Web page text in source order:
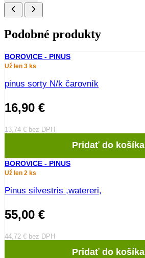
Podobné produkty
BOROVICE - PINUS
Už len 3 ks
pinus sorty N/k čarovník
16,90 €
13,74 € bez DPH
Pridať do košíka
BOROVICE - PINUS
Už len 2 ks
Pinus silvestris ,watereri,
55,00 €
44,72 € bez DPH
Pridať do košíka